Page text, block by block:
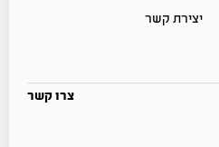
יצירת קשר
צרו קשר